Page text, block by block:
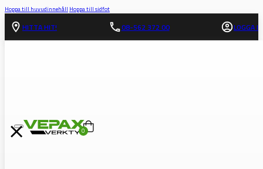
Hoppa till huvudinnehåll Hoppa till sidfot
HITTA HIT! 08-562 372 00 LOGGA IN
0